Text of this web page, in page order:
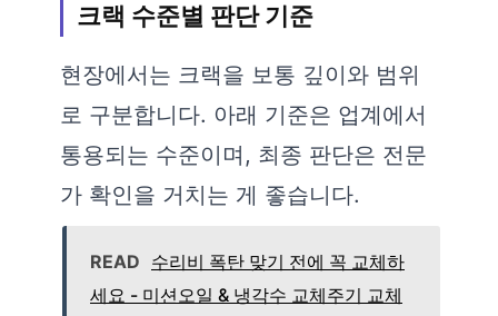
크랙 수준별 판단 기준
현장에서는 크랙을 보통 깊이와 범위
로 구분합니다. 아래 기준은 업계에서
통용되는 수준이며, 최종 판단은 전문
가 확인을 거치는 게 좋습니다.
READ 수리비 폭탄 맞기 전에 꼭 교체하
세요 - 미션오일 & 냉각수 교체주기 교체